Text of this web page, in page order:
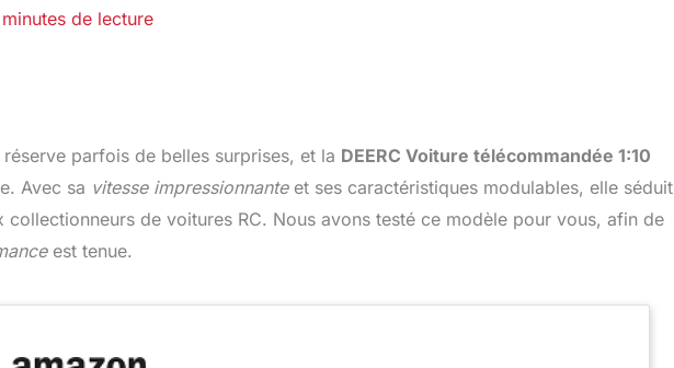
de lecture
parfois de belles surprises, et la DEERC Voiture télécommandée 1:10
Avec sa vitesse impressionnanteet ses caractéristiques modulables, elle séduit
collectionneurs de voitures RC. Nous avons testé ce modèle pour vous, afin de
est tenue.